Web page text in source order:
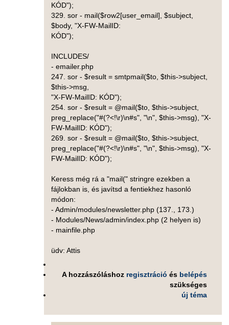
KÓD");
329. sor - mail($row2[user_email], $subject,
$body, "X-FW-MailID:
KÓD");
INCLUDES/
- emailer.php
247. sor - $result = smtpmail($to, $this->subject,
$this->msg,
"X-FW-MailID: KÓD");
254. sor - $result = @mail($to, $this->subject,
preg_replace("#(?<!\r)\n#s", "\n", $this->msg), "X-
FW-MailID: KÓD");
269. sor - $result = @mail($to, $this->subject,
preg_replace("#(?<!\r)\n#s", "\n", $this->msg), "X-
FW-MailID: KÓD");
Keress még rá a "mail(" stringre ezekben a
fájlokban is, és javítsd a fentiekhez hasonló
módon:
- Admin/modules/newsletter.php (137., 173.)
- Modules/News/admin/index.php (2 helyen is)
- mainfile.php
üdv: Attis
A hozzászóláshoz regisztráció és belépés
szükséges
új téma